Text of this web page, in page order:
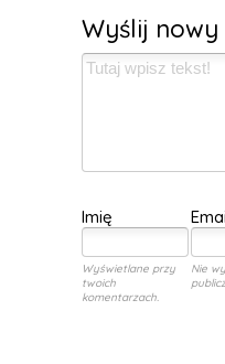
Wyślij
Imię
Wyświetlane przy
twoich
komentarzach.
Nie